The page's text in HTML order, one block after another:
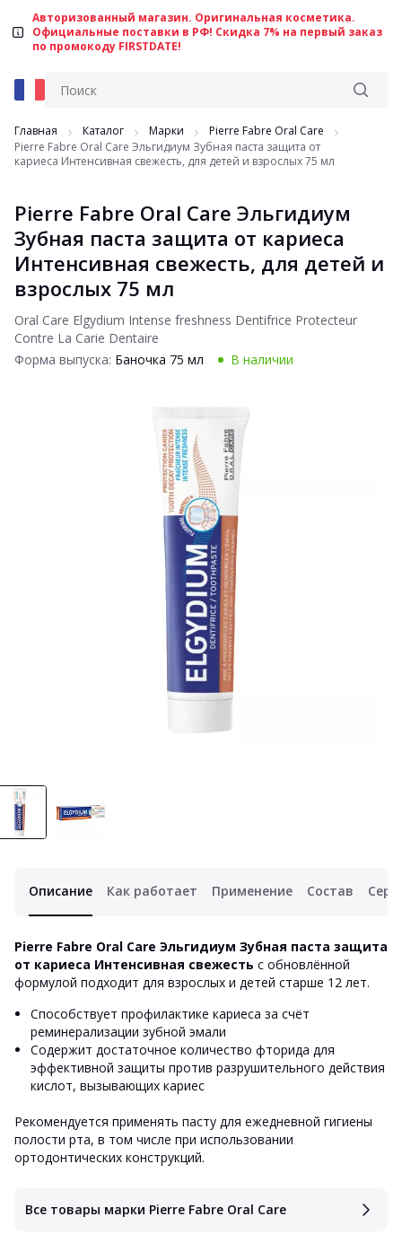
Авторизованный магазин. Оригинальная косметика.
Официальные поставки в РФ! Скидка 7% на первый заказ
по промокоду FIRSTDATE!
Главная Каталог Марки
Pierre Fabre Oral Care
Pierre Fabre Oral Care Эльгидиум Зубная паста защита от
кариеса Интенсивная свежесть, для детей и взрослых 75 мл
Pierre Fabre Oral Care Эльгидиум
Зубная паста защита от кариеса
Интенсивная свежесть, для детей и
взрослых 75 мл
Oral Care Elgydium Intense freshness Dentifrice Protecteur
Contre La Carie Dentaire
Форма выпуска: Баночка 75 мл В наличии
Описание Как работает Применение Состав
Pierre Fabre Oral Care Эльгидиум Зубная паста защита
от кариеса Интенсивная свежесть с обновлённой
формулой подходит для взрослых и детей старше 12 лет.
Способствует профилактике кариеса за счёт
реминерализации зубной эмали
Содержит достаточное количество фторида для
эффективной защиты против разрушительного действия
кислот, вызывающих кариес
Рекомендуется применять пасту для ежедневной гигиены
полости рта, в том числе при использовании
ортодонтических конструкций.
Все товары марки Pierre Fabre Oral Care